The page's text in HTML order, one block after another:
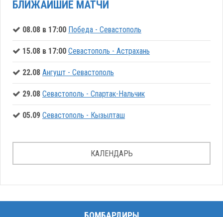
БЛИЖАЙШИЕ МАТЧИ
08.08 в 17:00 Победа - Севастополь
15.08 в 17:00 Севастополь - Астрахань
22.08 Ангушт - Севастополь
29.08 Севастополь - Спартак-Нальчик
05.09 Севастополь - Кызылташ
КАЛЕНДАРЬ